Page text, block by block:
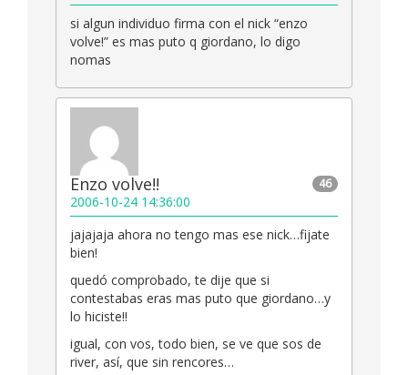
si algun individuo firma con el nick “enzo
volve!” es mas puto q giordano, lo digo
nomas
46
Enzo volve!!
2006-10-24 14:36:00
jajajaja ahora no tengo mas ese nick…fijate
bien!
quedó comprobado, te dije que si
contestabas eras mas puto que giordano…y
lo hiciste!!
igual, con vos, todo bien, se ve que sos de
river, así, que sin rencores…